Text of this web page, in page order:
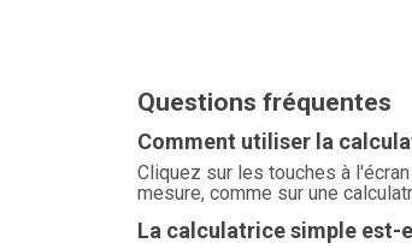
Questions fréquentes
Comment utiliser la
Cliquez sur les touches à
mesure, comme sur une
La calculatrice simple est-